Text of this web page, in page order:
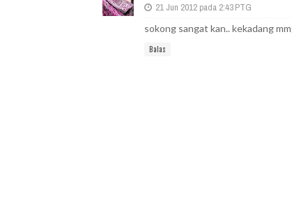
21 Jun 2012 pada 2:43 PTG
sokong sangat kan.. kekadang
Balas